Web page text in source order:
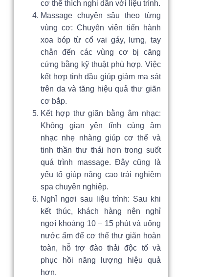
cơ thể thích nghi dần với liệu trình.
Massage chuyên sâu theo từng
vùng cơ: Chuyên viên tiến hành
xoa bóp từ cổ vai gáy, lưng, tay
chân đến các vùng cơ bị căng
cứng bằng kỹ thuật phù hợp. Việc
kết hợp tinh dầu giúp giảm ma sát
trên da và tăng hiệu quả thư giãn
cơ bắp.
Kết hợp thư giãn bằng âm nhạc:
Không gian yên tĩnh cùng âm
nhạc nhẹ nhàng giúp cơ thể và
tinh thần thư thái hơn trong suốt
quá trình massage. Đây cũng là
yếu tố giúp nâng cao trải nghiệm
spa chuyên nghiệp.
Nghỉ ngơi sau liệu trình: Sau khi
kết thúc, khách hàng nên nghỉ
ngơi khoảng 10 – 15 phút và uống
nước ấm để cơ thể thư giãn hoàn
toàn, hỗ trợ đào thải độc tố và
phục hồi năng lượng hiệu quả
hơn.